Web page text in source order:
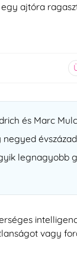
ajtóra
és Marc
legnagyobb
vagy